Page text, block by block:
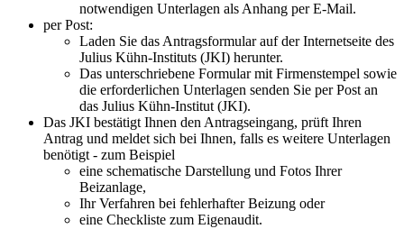
notwendigen Unterlagen als Anhang per E-Mail.
per Post:
Laden Sie das Antragsformular auf der Internetseite des
Julius Kühn-Instituts (JKI) herunter.
Das unterschriebene Formular mit Firmenstempel sowie
die erforderlichen Unterlagen senden Sie per Post an
das Julius Kühn-Institut (JKI).
Das JKI bestätigt Ihnen den Antragseingang, prüft Ihren
Antrag und meldet sich bei Ihnen, falls es weitere Unterlagen
benötigt - zum Beispiel
eine schematische Darstellung und Fotos Ihrer
Beizanlage,
Ihr Verfahren bei fehlerhafter Beizung oder
eine Checkliste zum Eigenaudit.